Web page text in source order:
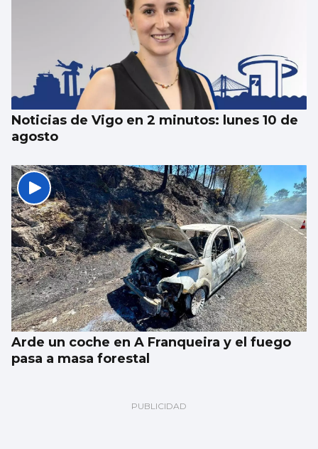
Noticias de Vigo en 2 minutos: lunes 10 de
agosto
Arde un coche en A Franqueira y el fuego
pasa a masa forestal